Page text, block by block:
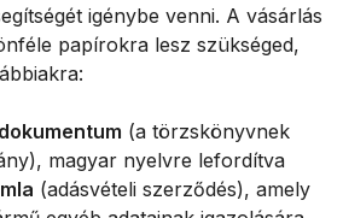
igénybe venni. A vásárlás
papírokra lesz szükséged,
(a törzskönyvnek
magyar nyelvre lefordítva
(adásvételi szerződés), amely